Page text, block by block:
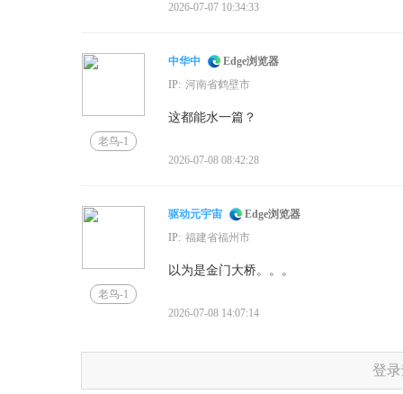
2026-07-07 10:34:33
老鸟-1
中华中
Edge浏览器
IP: 河南省鹤壁市
这都能水一篇？
2026-07-08 08:42:28
老鸟-1
驱动元宇宙
Edge浏览器
IP: 福建省福州市
以为是金门大桥。。。
2026-07-08 14:07:14
登录